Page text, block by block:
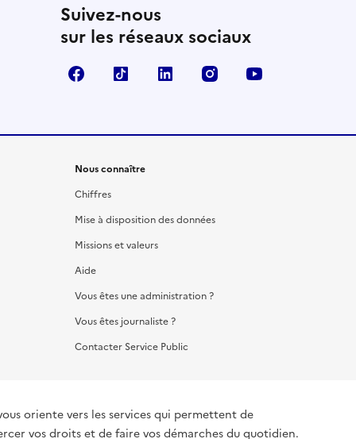
Suivez-nous
sur les réseaux sociaux
FacebookTikTok LinkedIn Instagram
Nous connaître
Chiffres
Mise à disposition des données
Missions et valeurs
Aide
Vous êtes une administration ?
Vous êtes journaliste ?
Contacter Service Public
oriente vers les services qui permettent de
vos droits et de faire vos démarches du quotidien.